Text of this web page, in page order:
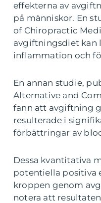
effekterna av
på människor. En
of Chiropractic
avgiftningsdiet kan
inflammation och
En annan studie,
Alternative and
fann att avgiftning
resulterade i
förbättringar av
Dessa kvantitativa
potentiella positiva
kroppen genom
notera att